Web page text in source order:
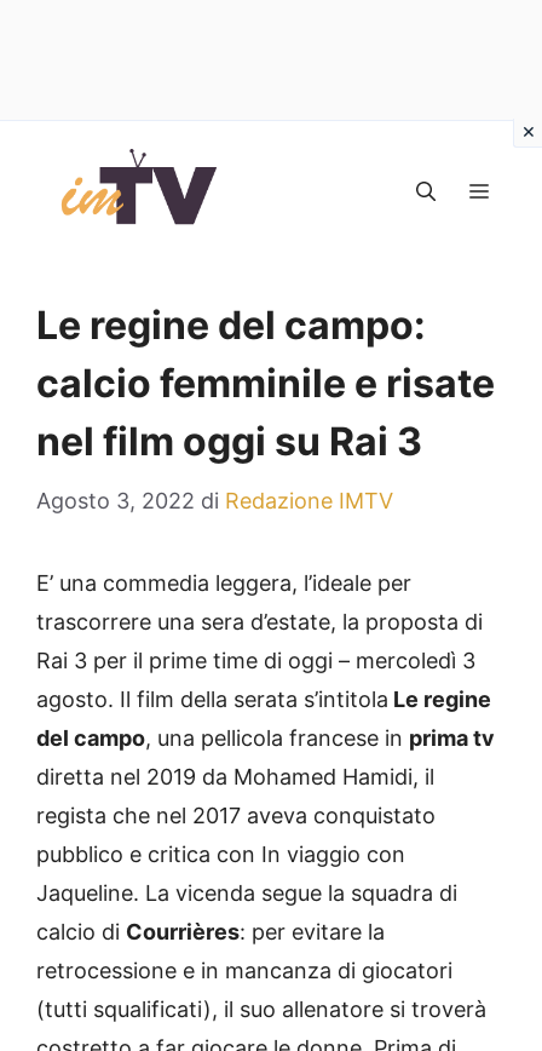
contenuto
Le regine del campo:
calcio femminile e risate
nel film oggi su Rai 3
Agosto 3, 2022 di Redazione IMTV
E’ una commedia leggera, l’ideale per
trascorrere una sera d’estate, la proposta di
Rai 3 per il prime time di oggi – mercoledì 3
agosto. Il film della serata s’intitola Le regine
del campo, una pellicola francese in prima tv
diretta nel 2019 da Mohamed Hamidi, il
regista che nel 2017 aveva conquistato
pubblico e critica con In viaggio con
Jaqueline. La vicenda segue la squadra di
calcio di Courrières: per evitare la
retrocessione e in mancanza di giocatori
(tutti squalificati), il suo allenatore si troverà